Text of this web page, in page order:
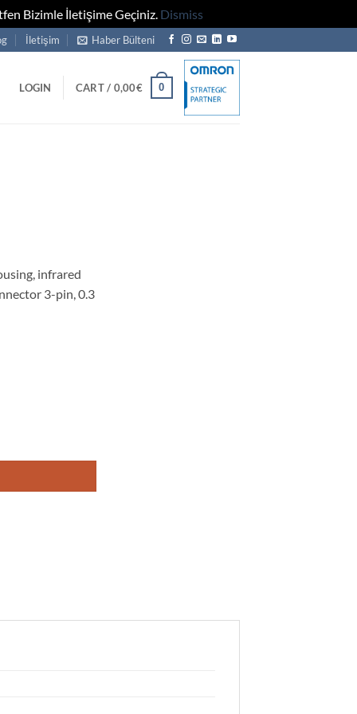
Bizimle İletişime Geçiniz. Dismiss
İletişim Haber Bülteni
LOGIN CART / 0,00€ 0
infrared
3-pin, 0.3